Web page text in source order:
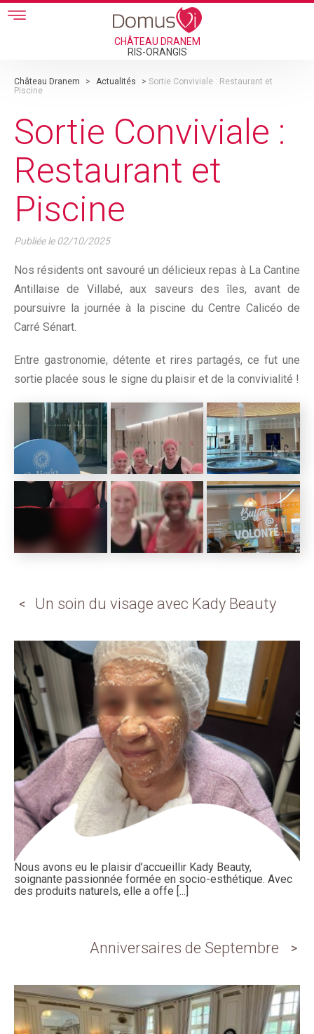
Skip to main content
CHÂTEAU DRANEM
RIS-ORANGIS
Château Dranem > Actualités > Sortie Conviviale : Restaurant et
Piscine
Sortie Conviviale :
Restaurant et
Piscine
Publiée le02/10/2025
Nos résidents ont savouré un délicieux repas à La Cantine
Antillaise de Villabé, aux saveurs des îles, avant de
poursuivre la journée à la piscine du Centre Calicéo de
Carré Sénart.
Entre gastronomie, détente et rires partagés, ce fut une
sortie placée sous le signe du plaisir et de la convivialité !
Un soin du visage avec Kady Beauty
Nous avons eu le plaisir d’accueillir Kady Beauty,
soignante passionnée formée en socio-esthétique. Avec
des produits naturels, elle a offe [...]
Anniversaires de Septembre